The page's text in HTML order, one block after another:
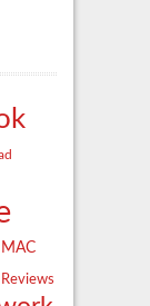
MAC
Reviews